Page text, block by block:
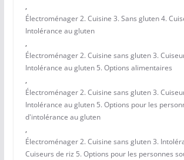
,
Électroménager 2. Cuisine 3. Sans gluten 4.
Intolérance au gluten
,
Électroménager 2. Cuisine sans gluten 3.
Intolérance au gluten 5. Options alimentaires
,
Électroménager 2. Cuisine sans gluten 3.
Intolérance au gluten 5. Options pour les
d'intolérance au gluten
,
Électroménager 2. Cuisine sans gluten 3.
Cuiseurs de riz 5. Options pour les personnes